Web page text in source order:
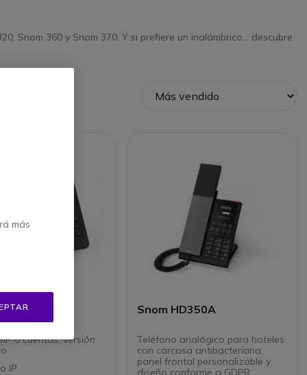
Snom 360 y Snom 370. Y si prefiere un inalámbrico… descubre
6 cuentas, versión
IP
Snom HD350A
Teléfono analógico para hoteles
con carcasa antibacteriana,
panel frontal personalizable y
diseño conforme a GDPR.
más